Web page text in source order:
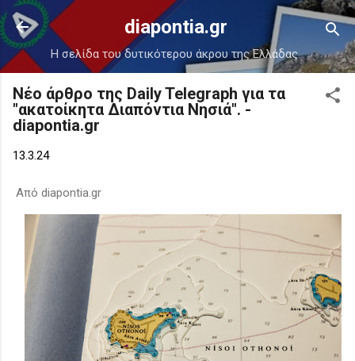
Μετάβαση στο κύριο περιεχόμενο
diapontia.gr
Η σελίδα του δυτικότερου άκρου της Ελλάδας.
Νέο άρθρο της Daily Telegraph για τα
"ακατοίκητα Διαπόντια Νησιά". -
diapontia.gr
13.3.24
Από diapontia.gr